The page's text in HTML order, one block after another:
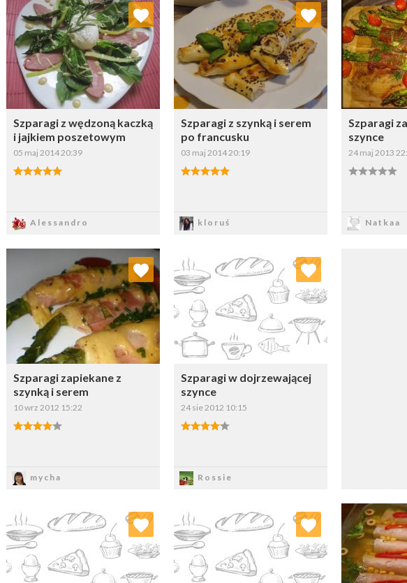
Szparagi z wędzoną kaczką
i jajkiem poszetowym
05 maj 2014 20:39
Alessandro
Dodaj do ulubionych
Wybierz listę:
Szparagi z szynką i serem
po francusku
03 maj 2014 20:19
kloruś
Dodaj do ulubionych
Wybierz listę:
Szparagi
szynce
24 maj 2013
Natkaa
Szparagi zapiekane z
szynką i serem
10 wrz 2012 15:22
mycha
Dodaj do ulubionych
Wybierz listę:
Szparagi w dojrzewającej
szynce
24 sie 2012 10:15
Rossie
Dodaj do ulubionych
Wybierz listę:
Dodaj do ulubionych
Wybierz listę:
Dodaj do ulubionych
Wybierz listę: